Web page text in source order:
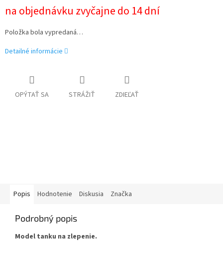
cena:
na objednávku zvyčajne do 14 dní
Položka bola vypredaná…
Detailné informácie
OPÝTAŤ SA STRÁŽIŤ ZDIEĽAŤ
Popis Hodnotenie Diskusia Značka
Podrobný popis
Model tanku na zlepenie.